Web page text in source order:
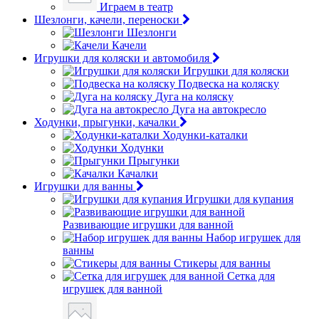
Играем в театр
Шезлонги, качели, переноски
Шезлонги
Качели
Игрушки для коляски и автомобиля
Игрушки для коляски
Подвеска на коляску
Дуга на коляску
Дуга на автокресло
Ходунки, прыгунки, качалки
Ходунки-каталки
Ходунки
Прыгунки
Качалки
Игрушки для ванны
Игрушки для купания
Развивающие игрушки для ванной
Набор игрушек для
ванны
Стикеры для ванны
Сетка для
игрушек для ванной